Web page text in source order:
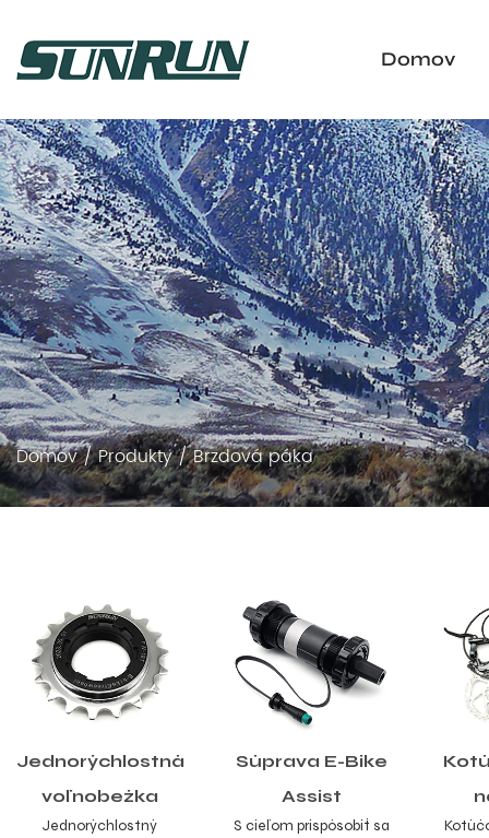
Domov
Domov/Produkty/Brzdová páka
Jednorýchlostná
voľnobežka
Jednorýchlostný
Súprava E-Bike
Assist
S cieľom prispôsobiť sa